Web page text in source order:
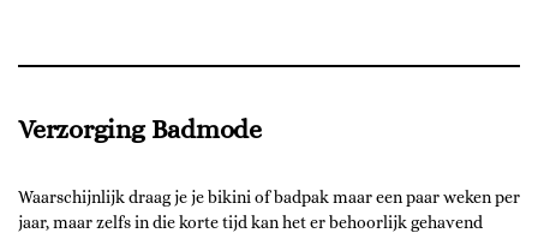
Verzorging Badmode
Waarschijnlijk draag je je bikini of badpak maar een paar weken per
jaar, maar zelfs in die korte tijd kan het er behoorlijk gehavend